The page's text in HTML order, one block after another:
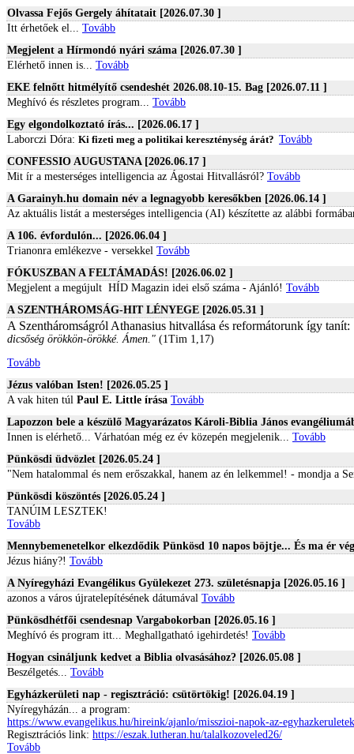
Olvassa Fejős Gergely áhítatait [2026.07.30 ]
Itt érhetőek el... Tovább
Megjelent a Hírmondó nyári száma [2026.07.30 ]
Elérhető innen is... Tovább
EKE felnőtt hitmélyítő csendeshét 2026.08.10-15. Bag [2026.07.11 ]
Meghívó és részletes program... Tovább
Egy elgondolkoztató írás... [2026.06.17 ]
Laborczi Dóra: Ki fizeti meg a politikai kereszténység árát? Tovább
CONFESSIO AUGUSTANA [2026.06.17 ]
Mit ír a mesterséges intelligencia az Ágostai Hitvallásról? Tovább
A Garainyh.hu domain név a legnagyobb keresőkben [2026.06.14 ]
Az aktuális listát a mesterséges intelligencia (AI) készítette az alábbi
A 106. évfordulón... [2026.06.04 ]
Trianonra emlékezve - versekkel Tovább
FÓKUSZBAN A FELTÁMADÁS! [2026.06.02 ]
Megjelent a megújult HÍD Magazin idei első száma - Ajánló! Tovább
A SZENTHÁROMSÁG-HIT LÉNYEGE [2026.05.31 ]
A Szentháromságról Athanasius hitvallása és reformátorunk így tanít:
dicsőség örökkön-örökké. Ámen." (1Tim 1,17)
Tovább
Jézus valóban Isten! [2026.05.25 ]
A vak hiten túl Paul E. Little írása Tovább
Lapozzon bele a készülő Magyarázatos Károli-Biblia János
Innen is elérhető... Várhatóan még ez év közepén megjelenik... Tovább
Pünkösdi üdvözlet [2026.05.24 ]
"Nem hatalommal és nem erőszakkal, hanem az én lelkemmel! - mondja a
Pünkösdi köszöntés [2026.05.24 ]
TANÚIM LESZTEK!
Tovább
Mennybemenetelkor elkezdődik Pünkösd 10 napos böjtje... És ma ér
Jézus hiány?! Tovább
A Nyíregyházi Evangélikus Gyülekezet 273. születésnapja [2026.05.16 ]
azonos a város újratelepítésének dátumával Tovább
Pünkösdhétfői csendesnap Vargabokorban [2026.05.16 ]
Meghívó és program itt... Meghallgatható igehirdetés! Tovább
Hogyan csináljunk kedvet a Biblia olvasásához? [2026.05.08 ]
Beszélgetés... Tovább
Egyházkerületi nap - regisztráció: csütörtökig! [2026.04.19 ]
Nyíregyházán... a program:
https://www.evangelikus.hu/hireink/ajanlo/misszioi-napok-az-
Regisztrációs link: https://eszak.lutheran.hu/talalkozoveled26/
Tovább